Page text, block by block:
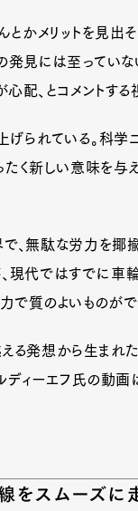
かメリットを見出
発見には至ってい
配、とコメントする
られている。科学ニ
たく新しい意味を与
、無駄な労力を揶
代ではすでに車
で質のよいものがで
る発想から生まれ
ィーエフ氏の動画
をスムーズに